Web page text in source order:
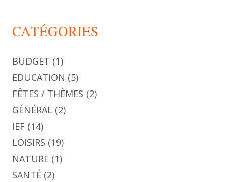
CATÉGORIES
BUDGET (1)
EDUCATION (5)
FÊTES / THÈMES (2)
GÉNÉRAL (2)
IEF (14)
LOISIRS (19)
NATURE (1)
SANTÉ (2)